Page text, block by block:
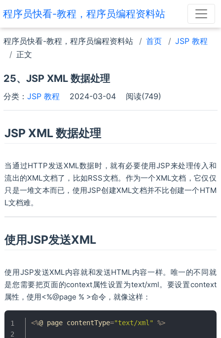
程序员快看-教程，程序员编程资料站
程序员快看-教程，程序员编程资料站 首页
JSP 教程
正文
25、JSP XML 数据处理
分类： JSP 教程 2024-03-04 阅读(749)
JSP XML 数据处理
当通过HTTP发送XML数据时，就有必要使用JSP来处理传入和
流出的XML文档了，比如RSS文档。作为一个XML文档，它仅仅
只是一堆文本而已，使用JSP创建XML文档并不比创建一个HTM
L文档难。
使用JSP发送XML
使用JSP发送XML内容就和发送HTML内容一样。唯一的不同就
是您需要把页面的context属性设置为text/xml。要设置context
属性，使用<%@page % >命令，就像这样：
<%@ page contentType="text/xml" %>